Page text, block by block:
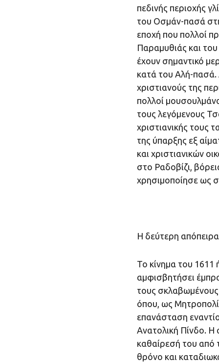
πεδινής περιοχής
του Οσμάν-πασά
εποχή που πολλοί
Παραμυθιάς και
έχουν σημαντικό
κατά του Αλή-πασά.
χριστιανούς της
πολλοί
τους λεγόμενους
χριστιανικής τους
της ύπαρξης εξ
και χριστιανικών
στο Ραδοβίζι,
χρησιμοποίησε ως
Η δεύτερη απόπειρα
Το κίνημα του 1611
αμφισβητήσει
τους
όπου, ως
επανάσταση
Ανατολική Πίνδο. Η
καθαίρεσή του από
θρόνο και